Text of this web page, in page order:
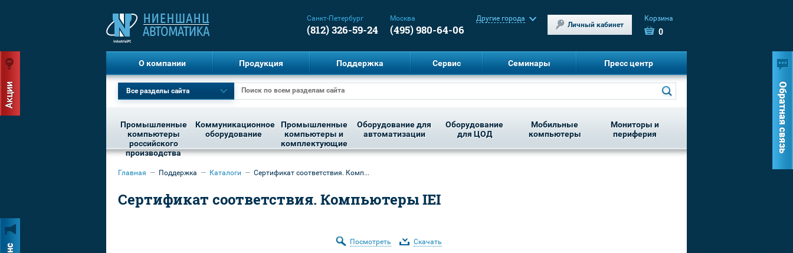
Санкт-Петербург
(812) 326-59-24
Москва
(495) 980-64-06
Другие города
Личный кабинет
Корзина
0
О компании Продукция Поддержка Сервис Семинары Пресс центр
Все разделы сайта
Промышленные
компьютеры
российского
производства
Коммуникационное
оборудование
Промышленные
компьютеры и
комплектующие
Оборудование для
автоматизации
Оборудование
для ЦОД
Мобильные
компьютеры
Мониторы и
периферия
Главная — Поддержка — Каталоги — Сертификат соответствия. Комп...
Сертификат соответствия. Компьютеры IEI
Посмотреть Скачать